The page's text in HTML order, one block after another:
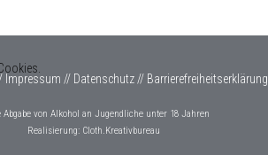
Impressum // Datenschutz // Barrierefreiheitserklärung
Abgabe von Alkohol an Jugendliche unter 18 Jahren
Realisierung: Cloth.Kreativbureau